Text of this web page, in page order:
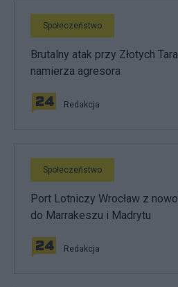
Społeczeństwo
Brutalny atak przy Złotych
namierza agresora
Redakcja
Społeczeństwo
Port Lotniczy Wrocław z
do Marrakeszu i Madrytu
Redakcja